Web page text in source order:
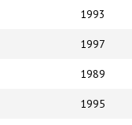
1993
1997
1989
1995